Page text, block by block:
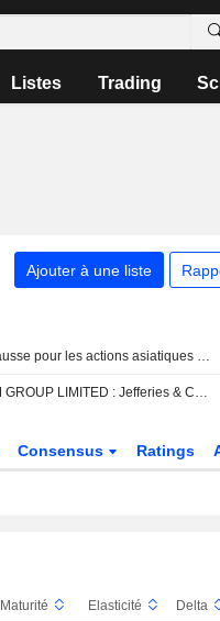
Listes Trading
Ajouter à une liste
Légère hausse pour les actions asiatiques cotées aux États-Unis sous forme d'ADR lors de la séance de vendredi
TRIP.COM GROUP LIMITED : Jefferies & Co. favorable sur le dossier
Consensus Ratings
Maturité Elasticité Delta